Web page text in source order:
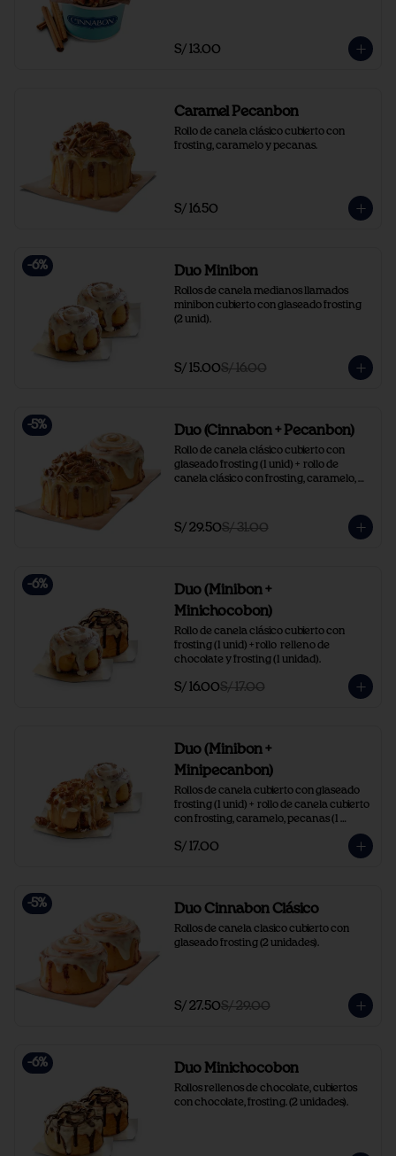
S/ 13.00
Caramel Pecanbon
Rollo de canela clásico cubierto con
frosting, caramelo y pecanas.
S/ 16.50
-6% Duo Minibon
Rollos de canela medianos llamados
minibon cubierto con glaseado frosting
(2 unid).
S/ 15.00S/ 16.00
-5% Duo (Cinnabon + Pecanbon)
Rollo de canela clásico cubierto con
glaseado frosting (1 unid) +  rollo de
canela clásico con frosting, caramelo,
S/ 29.50S/ 31.00
-6%
Duo (Minibon +
Minichocobon)
Rollo de canela clásico cubierto con
frosting (1 unid) + rollo  relleno de
chocolate y frosting (1 unidad).
S/ 16.00S/ 17.00
Duo (Minibon +
Minipecanbon)
Rollos de canela cubierto con glaseado
frosting (1 unid) +  rollo de canela cubierto
con frosting, caramelo, pecanas (1
S/ 17.00
-5% Duo Cinnabon Clásico
Rollos de canela clasico cubierto con
glaseado frosting (2 unidades).
S/ 27.50S/ 29.00
-6% Duo Minichocobon
Rollos rellenos de chocolate, cubiertos
con chocolate, frosting. (2 unidades).